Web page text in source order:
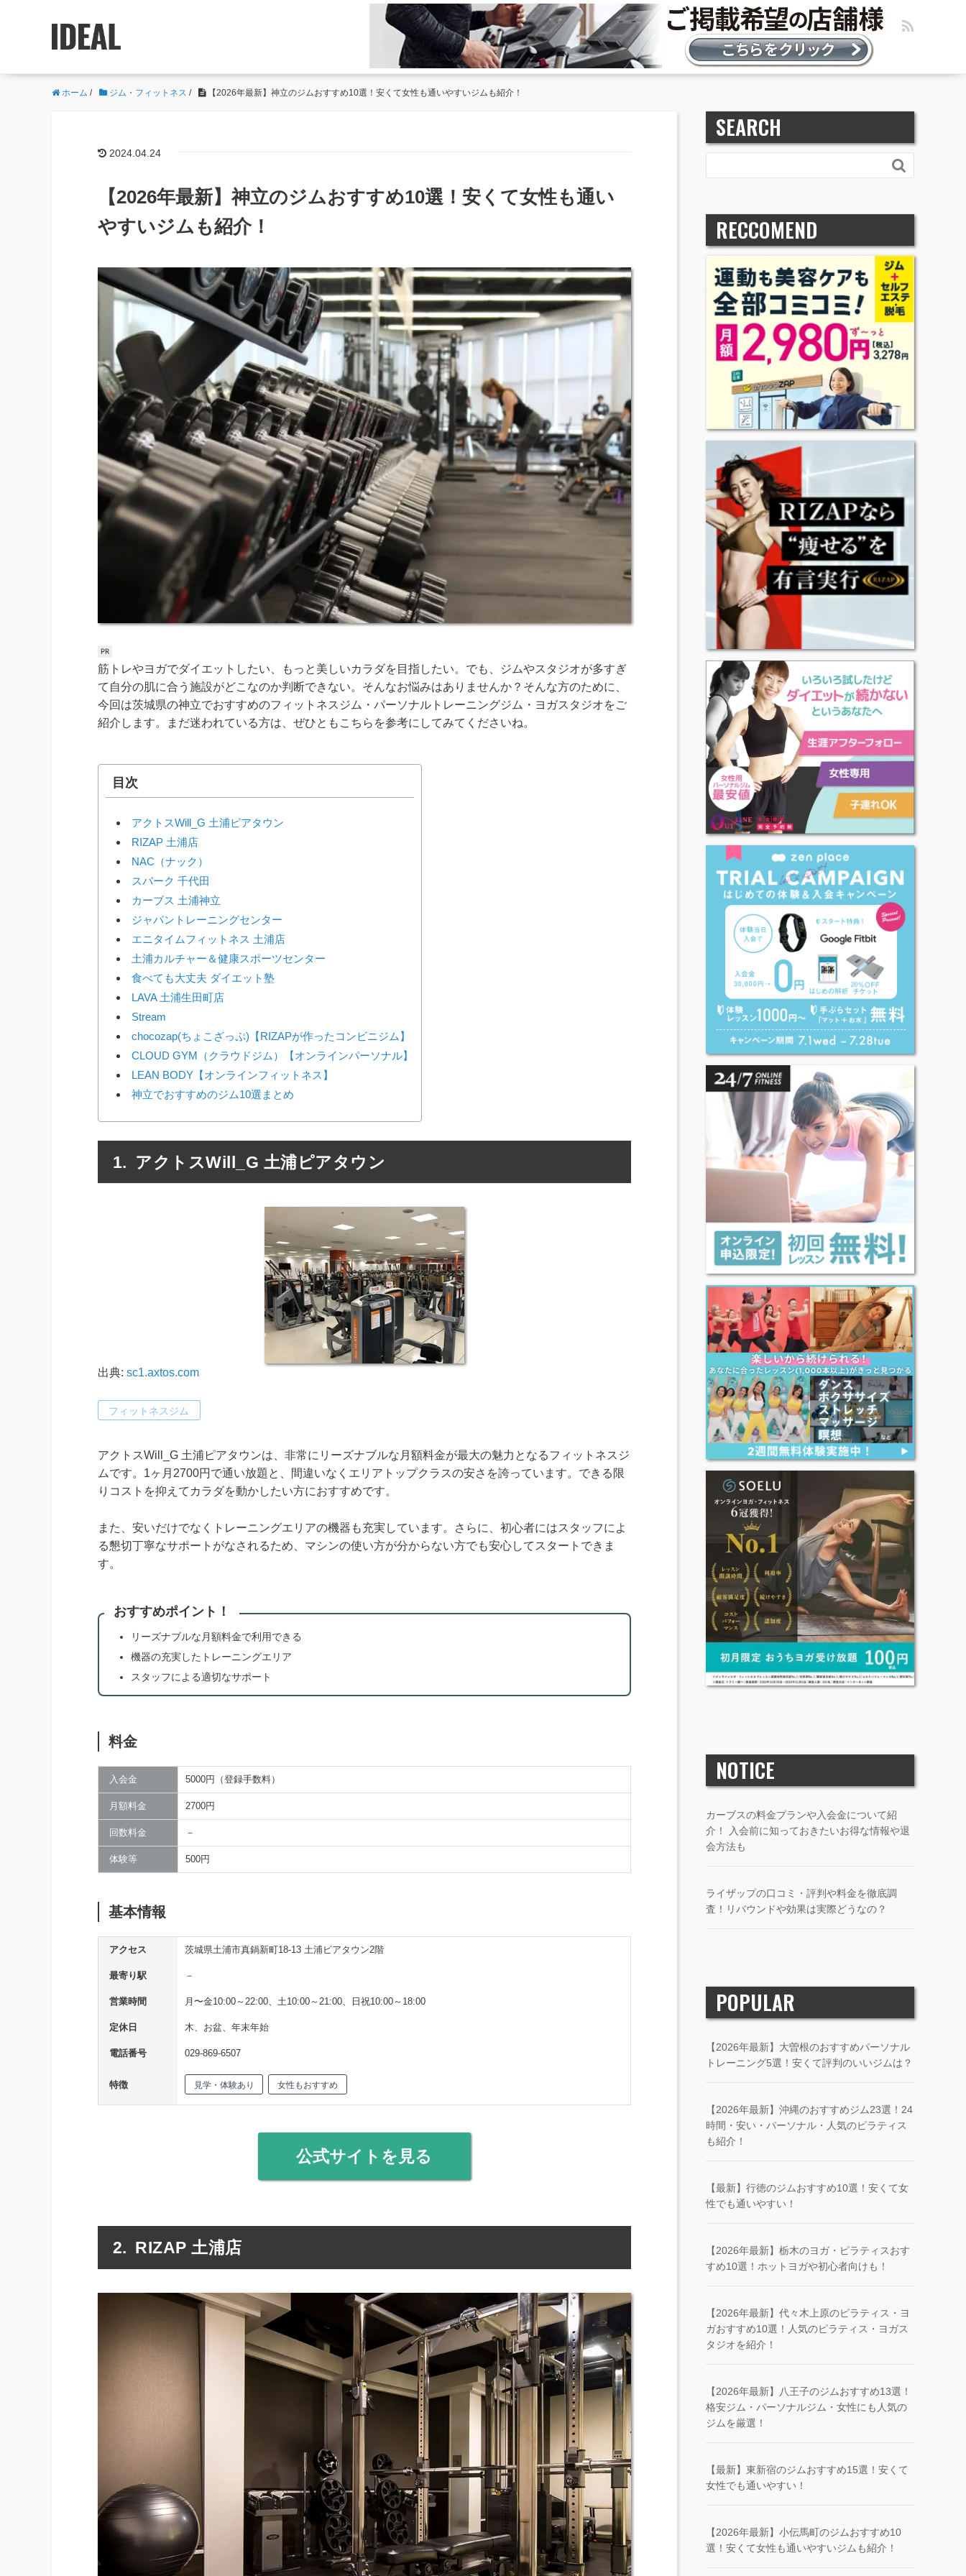
ホーム / ジム・フィットネス / 【2026年最新】神立のジムおすすめ10選！安くて女性も通いやすいジムも紹介！
2024.04.24
【2026年最新】神立のジムおすすめ10選！安くて女性も通い
やすいジムも紹介！
筋トレやヨガでダイエットしたい、もっと美しいカラダを目指したい。でも、ジムやスタジオが多すぎ
て自分の肌に合う施設がどこなのか判断できない。そんなお悩みはありませんか？そんな方のために、
今回は茨城県の神立でおすすめのフィットネスジム・パーソナルトレーニングジム・ヨガスタジオをご
紹介します。まだ迷われている方は、ぜひともこちらを参考にしてみてくださいね。
目次
アクトスWill_G 土浦ピアタウン
RIZAP 土浦店
NAC（ナック）
スパーク 千代田
カーブス 土浦神立
ジャパントレーニングセンター
エニタイムフィットネス 土浦店
土浦カルチャー＆健康スポーツセンター
食べても大丈夫 ダイエット塾
LAVA 土浦生田町店
Stream
chocozap(ちょこざっぷ)【RIZAPが作ったコンビニジム】
CLOUD GYM（クラウドジム）【オンラインパーソナル】
LEAN BODY【オンラインフィットネス】
神立でおすすめのジム10選まとめ
アクトスWill_G 土浦ピアタウン
出典: sc1.axtos.com
フィットネスジム
アクトスWill_G 土浦ピアタウンは、非常にリーズナブルな月額料金が最大の魅力となるフィットネスジ
ムです。1ヶ月2700円で通い放題と、間違いなくエリアトップクラスの安さを誇っています。できる限
りコストを抑えてカラダを動かしたい方におすすめです。
また、安いだけでなくトレーニングエリアの機器も充実しています。さらに、初心者にはスタッフによ
る懇切丁寧なサポートがなされるため、マシンの使い方が分からない方でも安心してスタートできま
す。
おすすめポイント！
リーズナブルな月額料金で利用できる
機器の充実したトレーニングエリア
スタッフによる適切なサポート
料金
入会金 5000円（登録手数料）
月額料金 2700円
回数料金 －
体験等 500円
基本情報
アクセス 茨城県土浦市真鍋新町18-13 土浦ピアタウン2階
最寄り駅 －
営業時間 月〜金10:00～22:00、土10:00～21:00、日祝10:00～18:00
定休日 木、お盆、年末年始
電話番号 029-869-6507
特徴 見学・体験あり 女性もおすすめ
公式サイトを見る
RIZAP 土浦店
SEARCH

RECCOMEND
NOTICE
カーブスの料金プランや入会金について紹
介！ 入会前に知っておきたいお得な情報や退
会方法も
ライザップの口コミ・評判や料金を徹底調
査！リバウンドや効果は実際どうなの？
POPULAR
【2026年最新】大曽根のおすすめパーソナル
トレーニング5選！安くて評判のいいジムは？
【2026年最新】沖縄のおすすめジム23選！24
時間・安い・パーソナル・人気のピラティス
も紹介！
【最新】行徳のジムおすすめ10選！安くて女
性でも通いやすい！
【2026年最新】栃木のヨガ・ピラティスおす
すめ10選！ホットヨガや初心者向けも！
【2026年最新】代々木上原のピラティス・ヨ
ガおすすめ10選！人気のピラティス・ヨガス
タジオを紹介！
【2026年最新】八王子のジムおすすめ13選！
格安ジム・パーソナルジム・女性にも人気の
ジムを厳選！
【最新】東新宿のジムおすすめ15選！安くて
女性でも通いやすい！
【2026年最新】小伝馬町のジムおすすめ10
選！安くて女性も通いやすいジムも紹介！